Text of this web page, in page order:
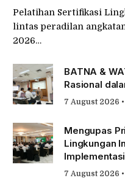
Pelatihan Sertifikasi
lintas peradilan
2026…
BATNA &
Rasional
7 August 2026
Mengupas
Lingkungan
7 August 2026